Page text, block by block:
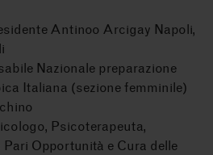
Antinoo Arcigay Napoli,
Nazionale preparazione
Italiana (sezione femminile)
Psicoterapeuta,
Opportunità e Cura delle